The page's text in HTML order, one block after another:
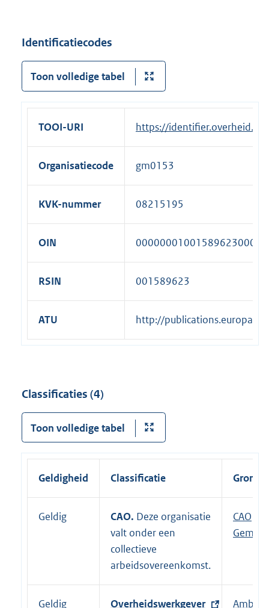
Identificatiecodes
Toon volledige tabel
TOOI-URI https://
Organisatiecode gm0153
KVK-nummer 08215195
OIN 00000001001589623000
RSIN 001589623
ATU http://
Classificaties (4)
Toon volledige tabel
Geldigheid Classificatie
Geldig CAO. Deze organisatie
valt onder een
collectieve
arbeidsovereenkomst.
E
x
r
n
CAO
Geldig
E
Overheidswerkgever